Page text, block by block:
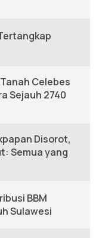
Tanah Celebes
Sejauh 2740
Disorot,
Semua yang
BBM
Sulawesi